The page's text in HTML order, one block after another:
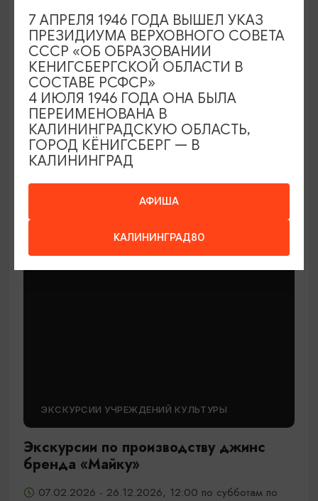
МАСТЕР-КЛАССЫ
Мастер-классы по керамике Елены
Бодяковой
Калининград, ул. Баранова, 45
ЭКСКУРСИИ УЧРЕЖДЕНИЙ КУЛЬТУРЫ
Экскурсии по производству джинс
бренда «Майку»
07.02.2026 - 26.12.2026, 12:00 по субботам по
АФИША
КАЛИНИНГРАД80
7 АПРЕЛЯ 1946 ГОДА ВЫШЕЛ УКАЗ
ПРЕЗИДИУМА ВЕРХОВНОГО СОВЕТА
СССР «ОБ ОБРАЗОВАНИИ
КЕНИГСБЕРГСКОЙ ОБЛАСТИ В
СОСТАВЕ РСФСР»
4 ИЮЛЯ 1946 ГОДА ОНА БЫЛА
ПЕРЕИМЕНОВАНА В
КАЛИНИНГРАДСКУЮ ОБЛАСТЬ,
ГОРОД КЁНИГСБЕРГ — В
КАЛИНИНГРАД